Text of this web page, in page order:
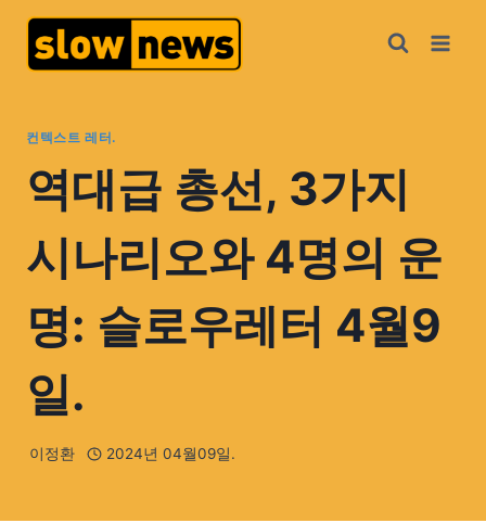
컨텍스트 레터.
역대급 총선, 3가지
시나리오와 4명의 운
명: 슬로우레터 4월9
일.
이정환 2024년 04월09일.